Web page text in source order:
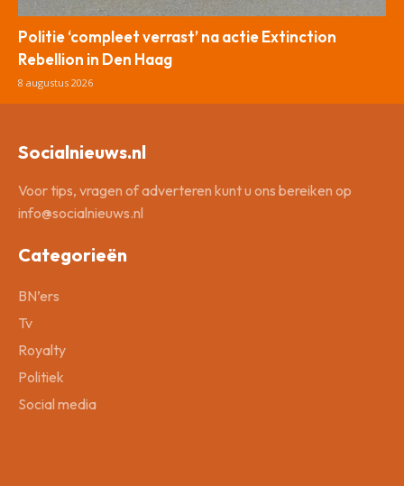
Politie ‘compleet verrast’ na actie Extinction
Rebellion in Den Haag
8 augustus 2026
Socialnieuws.nl
Voor tips, vragen of adverteren kunt u ons bereiken op
info@socialnieuws.nl
Categorieën
BN’ers
Tv
Royalty
Politiek
Social media